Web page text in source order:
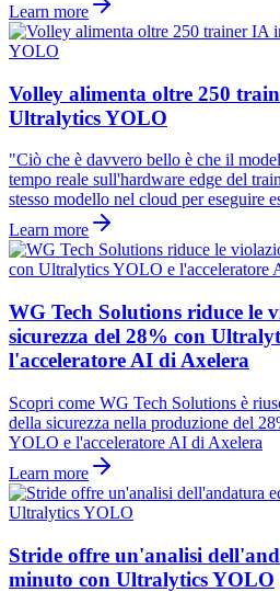
Learn more
Volley alimenta oltre 250
Ultralytics YOLO
"Ciò che è davvero bello è che il
tempo reale sull'hardware edge del
stesso modello nel cloud per eseguire
Learn more
WG Tech Solutions riduce le
sicurezza del 28% con
l'acceleratore AI di Axelera
Scopri come WG Tech Solutions è
della sicurezza nella produzione del
YOLO e l'acceleratore AI di Axelera
Learn more
Stride offre un'analisi
minuto con Ultralytics YOLO